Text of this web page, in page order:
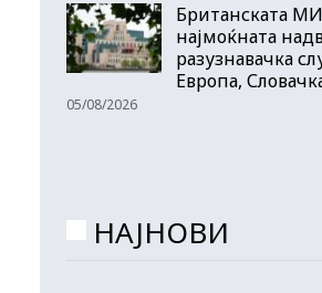
Британската
најмоќната
разузнавачка
Европа,
05/08/2026
НАЈНОВИ